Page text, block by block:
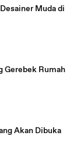
Muda di
Gerebek Rumah
Akan Dibuka